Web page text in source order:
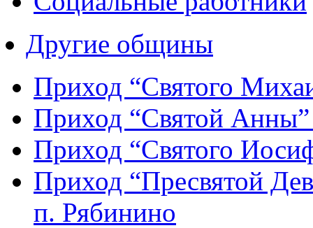
Другие общины
Приход “Святого
Приход “Святой
Приход “Святого
Приход “Пресвятой
п. Рябинино